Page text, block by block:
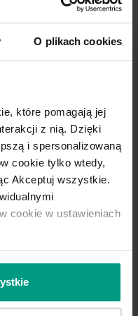
O plikach cookies
które pomagają jej
z nią. Dzięki
i spersonalizowaną
cookie tylko wtedy,
Akceptuj wszystkie.
cookie w ustawieniach
W
IDEALNIE PASUJE